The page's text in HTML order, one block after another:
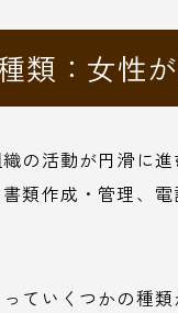
類：女性
の活動が円滑に
類作成・管理、
ていくつかの種